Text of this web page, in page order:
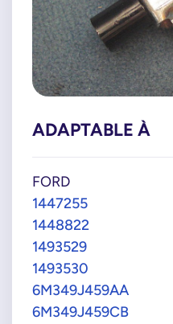
ADAPTABLE À
FORD
1447255
1448822
1493529
1493530
6M349J459AA
6M349J459CB